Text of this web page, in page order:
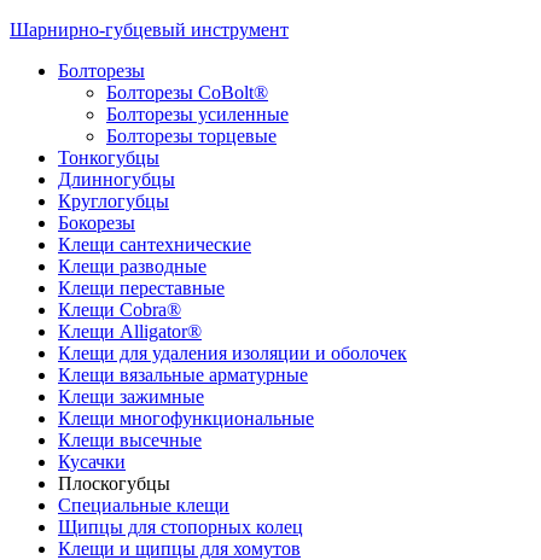
Шарнирно-губцевый инструмент
Болторезы
Болторезы CoBolt®
Болторезы усиленные
Болторезы торцевые
Тонкогубцы
Длинногубцы
Круглогубцы
Бокорезы
Клещи сантехнические
Клещи разводные
Клещи переставные
Клещи Cobra®
Клещи Alligator®
Клещи для удаления изоляции и оболочек
Клещи вязальные арматурные
Клещи зажимные
Клещи многофункциональные
Клещи высечные
Кусачки
Плоскогубцы
Специальные клещи
Щипцы для стопорных колец
Клещи и щипцы для хомутов